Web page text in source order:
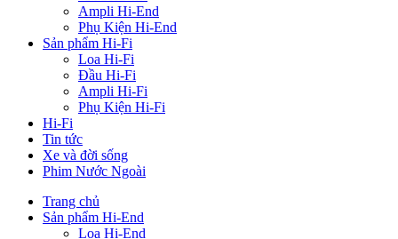
Ampli Hi-End
Phụ Kiện Hi-End
Sản phẩm Hi-Fi
Loa Hi-Fi
Đầu Hi-Fi
Ampli Hi-Fi
Phụ Kiện Hi-Fi
Hi-Fi
Tin tức
Xe và đời sống
Phim Nước Ngoài
Trang chủ
Sản phẩm Hi-End
Loa Hi-End